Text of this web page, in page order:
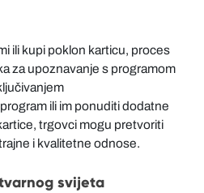
ili kupi poklon karticu, proces
za upoznavanje s programom
ili im ponuditi dodatne
trgovci mogu pretvoriti
i kvalitetne odnose.
svijeta